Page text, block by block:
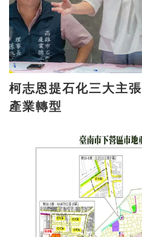
柯志恩提石化三大主張 籲降負擔保就業助
產業轉型